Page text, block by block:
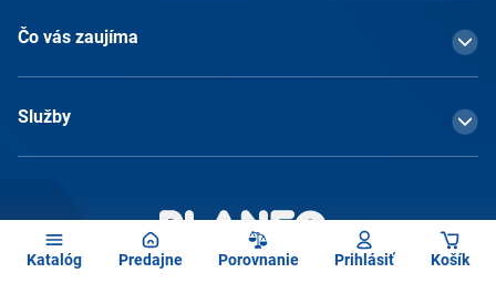
Katalóg Predajne Porovnanie Prihlásiť Košík
Čo vás zaujíma
Služby